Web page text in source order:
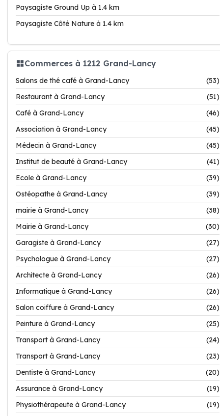
Paysagiste Ground Up à 1.4 km
Paysagiste Côté Nature à 1.4 km
Commerces à 1212 Grand-Lancy
Salons de thé café à Grand-Lancy
(53)
Restaurant à Grand-Lancy
(51)
Café à Grand-Lancy
(46)
Association à Grand-Lancy
(45)
Médecin à Grand-Lancy
(45)
Institut de beauté à Grand-Lancy
(41)
Ecole à Grand-Lancy
(39)
Ostéopathe à Grand-Lancy
(39)
mairie à Grand-Lancy
(38)
Mairie à Grand-Lancy
(30)
Garagiste à Grand-Lancy
(27)
Psychologue à Grand-Lancy
(27)
Architecte à Grand-Lancy
(26)
Informatique à Grand-Lancy
(26)
Salon coiffure à Grand-Lancy
(26)
Peinture à Grand-Lancy
(25)
Transport à Grand-Lancy
(24)
Transport à Grand-Lancy
(23)
Dentiste à Grand-Lancy
(20)
Assurance à Grand-Lancy
(19)
Physiothérapeute à Grand-Lancy
(19)